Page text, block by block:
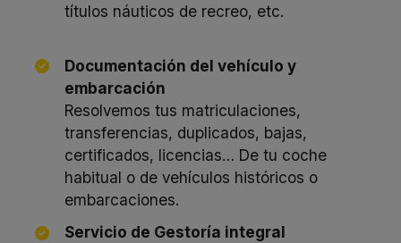
títulos náuticos de recreo, etc.
Documentación del vehículo y
embarcación
Resolvemos tus matriculaciones,
transferencias, duplicados, bajas,
certificados, licencias… De tu coche
habitual o de vehículos históricos o
embarcaciones.
Servicio de Gestoría integral